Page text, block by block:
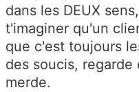
dans les DEUX
t'imaginer qu'un
que c'est toujours
des soucis,
merde.